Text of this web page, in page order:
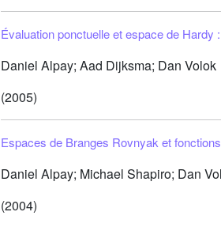
Évaluation ponctuelle et espace de Hardy
Daniel Alpay; Aad Dijksma; Dan Volok
(2005)
Espaces de Branges Rovnyak et
Daniel Alpay; Michael Shapiro; Dan
(2004)